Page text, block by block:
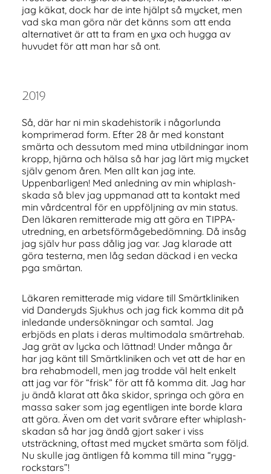
jag käkat, dock har de inte hjälpt så mycket, men
vad ska man göra när det känns som att enda
alternativet är att ta fram en yxa och hugga av
huvudet för att man har så ont.
2019
Så, där har ni min skadehistorik i någorlunda
komprimerad form. Efter 28 år med konstant
smärta och dessutom med mina utbildningar inom
kropp, hjärna och hälsa så har jag lärt mig mycket
själv genom åren. Men allt kan jag inte.
Uppenbarligen! Med anledning av min whiplash-
skada så blev jag uppmanad att ta kontakt med
min vårdcentral för en uppföljning av min status.
Den läkaren remitterade mig att göra en TIPPA-
utredning, en arbetsförmågebedömning. Då insåg
jag själv hur pass dålig jag var. Jag klarade att
göra testerna, men låg sedan däckad i en vecka
pga smärtan.
Läkaren remitterade mig vidare till Smärtkliniken
vid Danderyds Sjukhus och jag fick komma dit på
inledande undersökningar och samtal. Jag
erbjöds en plats i deras multimodala smärtrehab.
Jag grät av lycka och lättnad! Under många år
har jag känt till Smärtkliniken och vet att de har en
bra rehabmodell, men jag trodde väl helt enkelt
att jag var för “frisk” för att få komma dit. Jag har
ju ändå klarat att åka skidor, springa och göra en
massa saker som jag egentligen inte borde klara
att göra. Även om det varit svårare efter whiplash-
skadan så har jag ändå gjort saker i viss
utsträckning, oftast med mycket smärta som följd.
Nu skulle jag äntligen få komma till mina “rygg-
rockstars”!